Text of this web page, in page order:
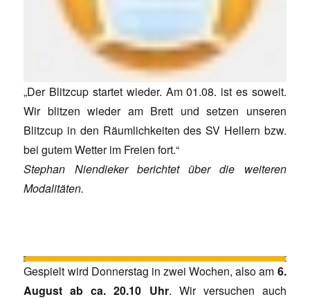
„Der Blitzcup startet wieder. Am 01.08. ist es soweit.
Wir blitzen wieder am Brett und setzen unseren
Blitzcup in den Räumlichkeiten des SV Hellern bzw.
bei gutem Wetter im Freien fort.“
Stephan Niendieker berichtet über die weiteren
Modalitäten.
Gespielt wird Donnerstag in zwei Wochen, also am 6.
August ab ca. 20.10 Uhr. Wir versuchen auch